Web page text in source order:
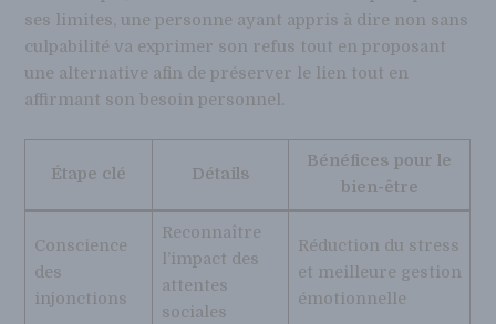
ses limites, une personne ayant appris à dire non sans
culpabilité va exprimer son refus tout en proposant
une alternative afin de préserver le lien tout en
affirmant son besoin personnel.
Étape clé Détails
Bénéfices pour le
bien-être
Conscience
des
injonctions
Reconnaître
l’impact des
attentes
sociales
Réduction du stress
et meilleure gestion
émotionnelle